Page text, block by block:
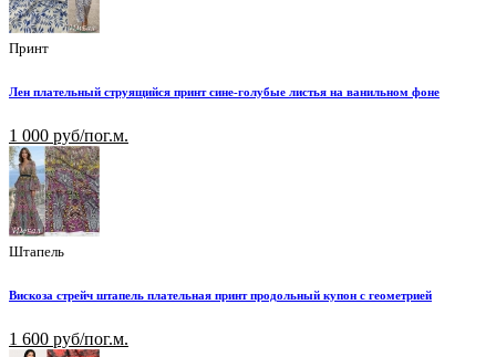
Принт
Лен плательный струящийся принт сине-голубые листья на ванильном фоне
1 000 руб/пог.м.
Штапель
Вискоза стрейч штапель плательная принт продольный купон с геометрией
1 600 руб/пог.м.